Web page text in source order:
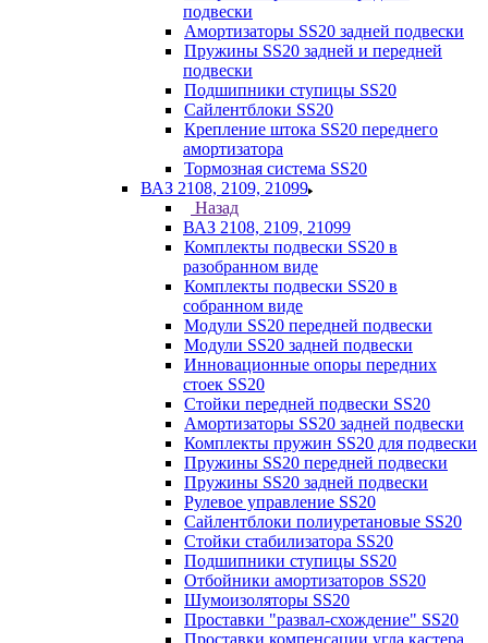
подвески
Амортизаторы SS20 задней подвески
Пружины SS20 задней и передней
подвески
Подшипники ступицы SS20
Сайлентблоки SS20
Крепление штока SS20 переднего
амортизатора
Тормозная система SS20
ВАЗ 2108, 2109, 21099
Назад
ВАЗ 2108, 2109, 21099
Комплекты подвески SS20 в
разобранном виде
Комплекты подвески SS20 в
собранном виде
Модули SS20 передней подвески
Модули SS20 задней подвески
Инновационные опоры передних
стоек SS20
Стойки передней подвески SS20
Амортизаторы SS20 задней подвески
Комплекты пружин SS20 для подвески
Пружины SS20 передней подвески
Пружины SS20 задней подвески
Рулевое управление SS20
Сайлентблоки полиуретановые SS20
Стойки стабилизатора SS20
Подшипники ступицы SS20
Отбойники амортизаторов SS20
Шумоизоляторы SS20
Проставки "развал-схождение" SS20
Проставки компенсации угла кастера